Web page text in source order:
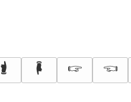
🖠 🖡 🖙 🖘